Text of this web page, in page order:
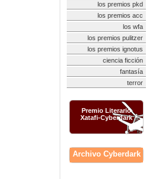
los premios pkd
los premios acc
los wfa
los premios pulitzer
los premios ignotus
ciencia ficción
fantasía
terror
Premio Literario
Xatafi-Cyberdark
Archivo Cyberdark